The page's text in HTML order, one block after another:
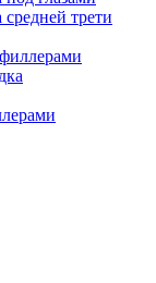
трети